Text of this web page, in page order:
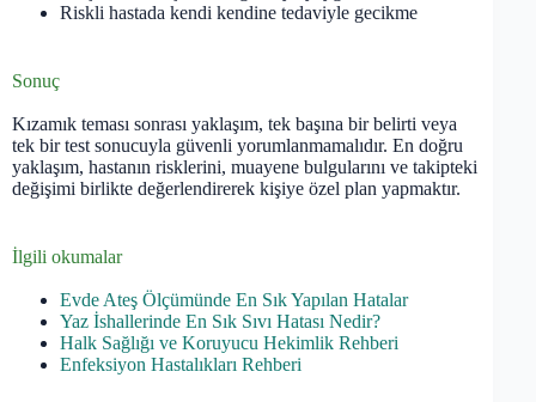
Riskli hastada kendi kendine tedaviyle gecikme
Sonuç
Kızamık teması sonrası yaklaşım, tek başına bir belirti veya
tek bir test sonucuyla güvenli yorumlanmamalıdır. En doğru
yaklaşım, hastanın risklerini, muayene bulgularını ve takipteki
değişimi birlikte değerlendirerek kişiye özel plan yapmaktır.
İlgili okumalar
Evde Ateş Ölçümünde En Sık Yapılan Hatalar
Yaz İshallerinde En Sık Sıvı Hatası Nedir?
Halk Sağlığı ve Koruyucu Hekimlik Rehberi
Enfeksiyon Hastalıkları Rehberi